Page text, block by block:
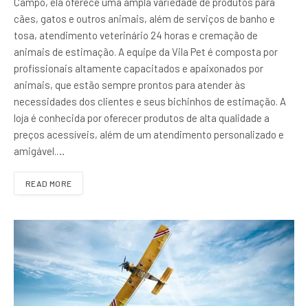
cães, gatos e outros animais, além de serviços de banho e
tosa, atendimento veterinário 24 horas e cremação de
animais de estimação. A equipe da Vila Pet é composta por
profissionais altamente capacitados e apaixonados por
animais, que estão sempre prontos para atender às
necessidades dos clientes e seus bichinhos de estimação. A
loja é conhecida por oferecer produtos de alta qualidade a
preços acessíveis, além de um atendimento personalizado e
amigável.…
READ MORE